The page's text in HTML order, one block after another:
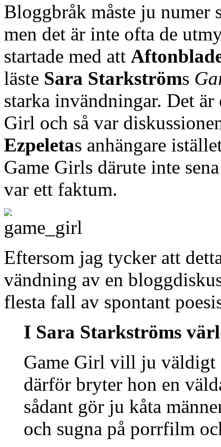
Bloggbråk måste ju numer
men det är inte ofta de
startade med att
läste Sara Starkströms
starka invändningar. Det
Girl och så var
Ezpeletas anhängare
Game Girls därute inte
var ett faktum.
Eftersom jag tycker att
vändning av en
flesta fall av spontant
I Sara Starkströms
Game Girl vill ju väldigt
därför bryter hon en
sådant gör ju kåta
och sugna på porrfilm